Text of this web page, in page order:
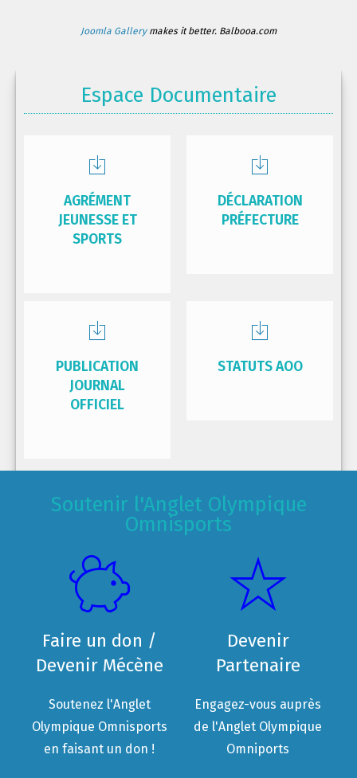
Joomla Gallerymakes it better. Balbooa.com
Espace Documentaire
AGRÉMENT
JEUNESSE ET
SPORTS
DÉCLARATION
PRÉFECTURE
PUBLICATION
JOURNAL
OFFICIEL
STATUTS AOO
Soutenir l'Anglet Olympique
Omnisports
Faire un don /
Devenir Mécène
Soutenez l'Anglet
Olympique Omnisports
en faisant un don !
Devenir
Partenaire
Engagez-vous auprès
de l'Anglet Olympique
Omniports